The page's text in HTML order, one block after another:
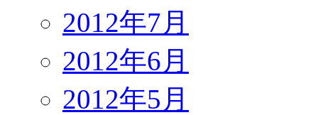
2012年7月
2012年6月
2012年5月